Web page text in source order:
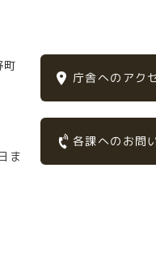
町
ま
庁舎へのアク
各課へのお問